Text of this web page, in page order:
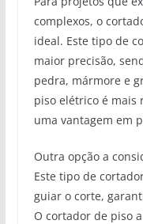
complexos, o
ideal. Este tipo de
maior precisão,
pedra, mármore e
piso elétrico é mais
uma vantagem em
Outra opção a
Este tipo de
guiar o corte,
O cortador de piso